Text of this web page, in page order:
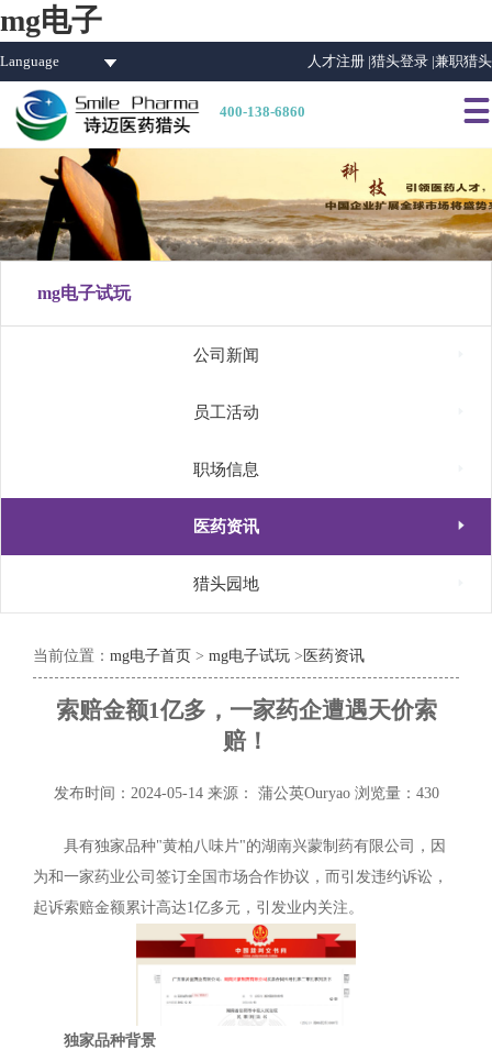
mg电子
Language 人才注册 |猎头登录 |兼职猎头
400-138-6860 
mg电子试玩
公司新闻
员工活动
职场信息
医药资讯 
猎头园地
当前位置： mg电子首页 > mg电子试玩 > 医药资讯
索赔金额1亿多，一家药企遭遇天价索
赔！
发布时间：2024-05-14 来源： 蒲公英Ouryao 浏览量：430
具有独家品种"黄柏八味片"的湖南兴蒙制药有限公司，因
为和一家药业公司签订全国市场合作协议，而引发违约诉讼，
起诉索赔金额累计高达1亿多元，引发业内关注。
独家品种背景